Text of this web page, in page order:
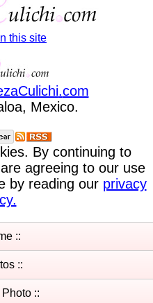
this site
.com
Mexico.
By continuing to
agreeing to our use
by reading our privacy
::
::
::